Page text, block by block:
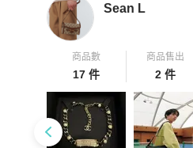
Sean L
商品數
17 件
商品售出
2 件